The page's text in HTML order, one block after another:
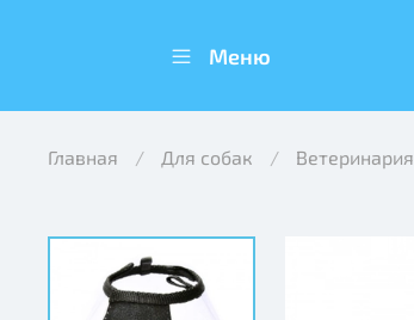
Меню
Главная Для собак Ветеринария